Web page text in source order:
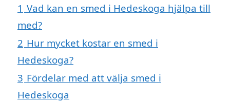
1 Vad kan en smed i Hedeskoga hjälpa till
med?
2 Hur mycket kostar en smed i
Hedeskoga?
3 Fördelar med att välja smed i
Hedeskoga